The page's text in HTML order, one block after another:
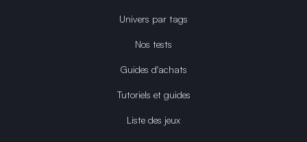
Univers par tags
Nos tests
Guides d'achats
Tutoriels et guides
Liste des jeux